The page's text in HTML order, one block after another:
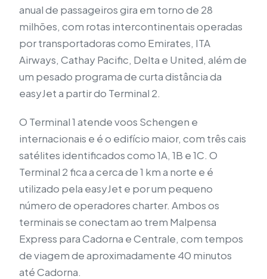
anual de passageiros gira em torno de 28
milhões, com rotas intercontinentais operadas
por transportadoras como Emirates, ITA
Airways, Cathay Pacific, Delta e United, além de
um pesado programa de curta distância da
easyJet a partir do Terminal 2.
O Terminal 1 atende voos Schengen e
internacionais e é o edifício maior, com três cais
satélites identificados como 1A, 1B e 1C. O
Terminal 2 fica a cerca de 1 km a norte e é
utilizado pela easyJet e por um pequeno
número de operadores charter. Ambos os
terminais se conectam ao trem Malpensa
Express para Cadorna e Centrale, com tempos
de viagem de aproximadamente 40 minutos
até Cadorna.